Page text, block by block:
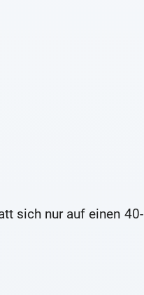
sich nur auf einen 40-